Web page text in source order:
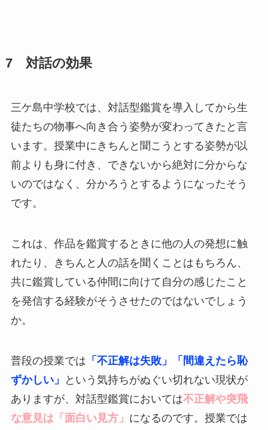
7 対話の効果
三ケ島中学校では、対話型鑑賞を導入してから生
徒たちの物事へ向き合う姿勢が変わってきたと言
います。授業中にきちんと聞こうとする姿勢が以
前よりも身に付き、できないから絶対に分からな
いのではなく、分かろうとするようになったそう
です。
これは、作品を鑑賞するときに他の人の発想に触
れたり、きちんと人の話を聞くことはもちろん、
共に鑑賞している仲間に向けて自分の感じたこと
を発信する経験がそうさせたのではないでしょう
か。
普段の授業では 「不正解は失敗」「間違えたら恥
ずかしい」
という気持ちがぬぐい切れない現状が
ありますが、対話型鑑賞においては不正解や突飛
な意見は「面白い見方」 になるのです。授業では